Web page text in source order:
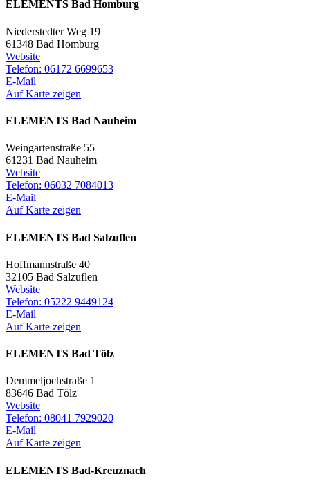
ELEMENTS Bad Homburg
Niederstedter Weg 19
61348 Bad Homburg
Website
Telefon: 06172 6699653
E-Mail
Auf Karte zeigen
ELEMENTS Bad Nauheim
Weingartenstraße 55
61231 Bad Nauheim
Website
Telefon: 06032 7084013
E-Mail
Auf Karte zeigen
ELEMENTS Bad Salzuflen
Hoffmannstraße 40
32105 Bad Salzuflen
Website
Telefon: 05222 9449124
E-Mail
Auf Karte zeigen
ELEMENTS Bad Tölz
Demmeljochstraße 1
83646 Bad Tölz
Website
Telefon: 08041 7929020
E-Mail
Auf Karte zeigen
ELEMENTS Bad-Kreuznach